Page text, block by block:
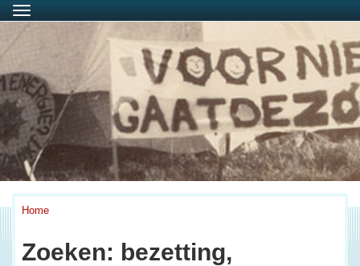
Menu
Home
Zoeken: bezetting,